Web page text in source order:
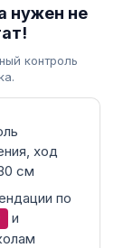
нужен не
контроль
ход
см
по
и